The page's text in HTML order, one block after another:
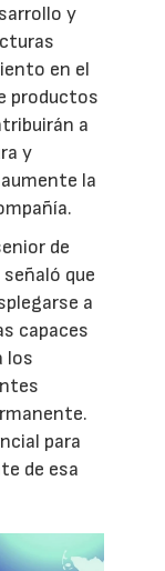
y
en el
productos
a
y
la
de
que
a
capaces
los
para
de esa